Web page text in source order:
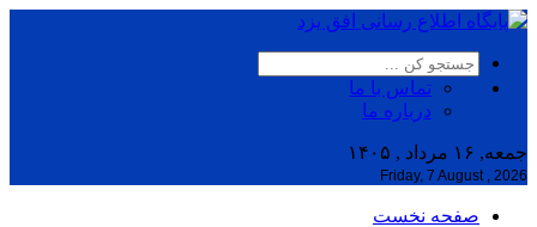
تماس با ما
درباره ما
جمعه, ۱۶ مرداد , ۱۴۰۵
Friday, 7 August , 2026
صفحه نخست